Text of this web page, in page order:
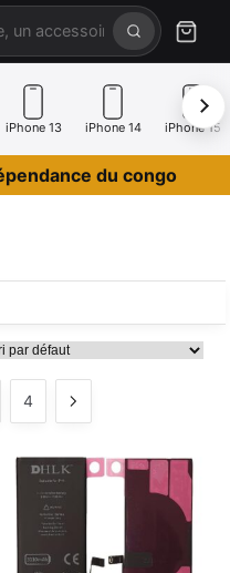
iPhone 13 iPhone 14 iPhone 15
du congo
4